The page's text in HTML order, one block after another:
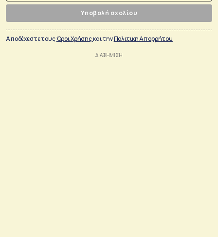
Υποβολή σχολίου
Αποδέχεστε τουςΌροι Χρήσηςκαι τηνΠολιτικη Απορρήτου